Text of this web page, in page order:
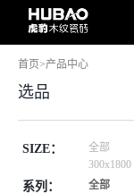
首页>产品中心
选品
SIZE： 全部
300x1800
系列： 全部